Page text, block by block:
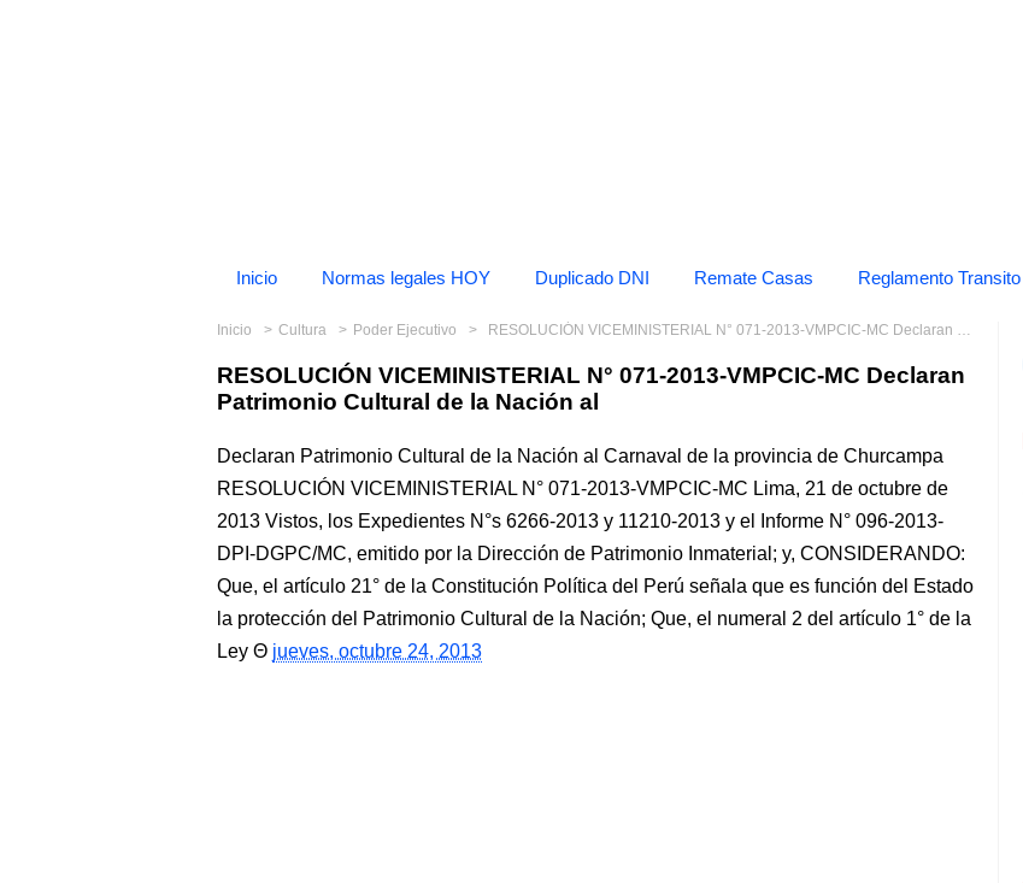
Inicio Normas legales HOY Duplicado DNI Remate Casas Reglamento Transito
Inicio Cultura Poder Ejecutivo RESOLUCIÓN VICEMINISTERIAL N° 071-2013-VMPCIC-MC Declaran Patrimonio Cultural de la Nación al
RESOLUCIÓN VICEMINISTERIAL N° 071-2013-VMPCIC-MC Declaran
Patrimonio Cultural de la Nación al
Declaran Patrimonio Cultural de la Nación al Carnaval de la provincia de Churcampa
RESOLUCIÓN VICEMINISTERIAL N° 071-2013-VMPCIC-MC Lima, 21 de octubre de
2013 Vistos, los Expedientes N°s 6266-2013 y 11210-2013 y el Informe N° 096-2013-
DPI-DGPC/MC, emitido por la Dirección de Patrimonio Inmaterial; y, CONSIDERANDO:
Que, el artículo 21° de la Constitución Política del Perú señala que es función del Estado
la protección del Patrimonio Cultural de la Nación; Que, el numeral 2 del artículo 1° de la
Ley
jueves, octubre 24, 2013